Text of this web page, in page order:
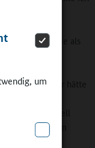
um
haben Sie als
erstes Jahr hätte
auf die schnell
muss sie dem
ich mehr